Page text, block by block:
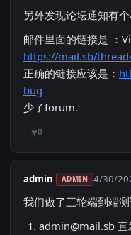
另外发现论坛通知有
邮件里面的链接是 ：
https://mail.sb/
正确的链接应该是：
bug
少了forum.
♥0
admin ADMIN 4/30/
我们做了三轮端到端测
admin@mail.sb